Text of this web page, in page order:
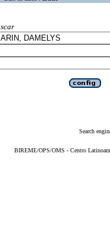
Search
BIREME/OPS/OMS - Centro